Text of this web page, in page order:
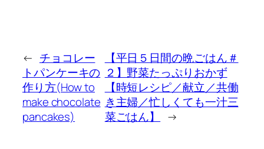
← チョコレー
トパンケーキの
作り方(How to
make chocolate
pancakes)
【平日５日間の晩ごはん＃
２】野菜たっぷりおかず
【時短レシピ／献立／共働
き主婦／忙しくても一汁三
菜ごはん】
→